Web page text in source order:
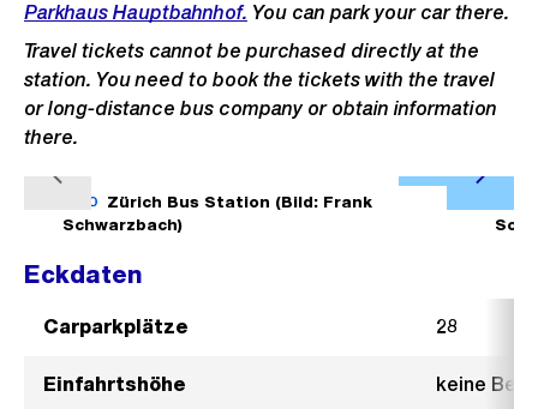
Parkhaus Hauptbahnhof. You can park your car there.
Travel tickets cannot be purchased directly at the
station. You need to book the tickets with the travel
or long-distance bus company or obtain information
there.
o
h
e
i
ä
e
B
l
1/10 Zürich Bus Station (Bild: Frank
Schwarzbach)
Eckdaten
Carparkplätze 28
Einfahrtshöhe keine